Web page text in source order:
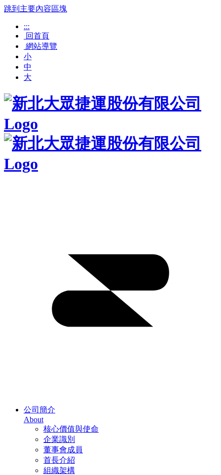
跳到主要內容區塊
:::
回首頁
網站導覽
小
中
大
公司簡介
About
核心價值與使命
企業識別
董事會成員
首長介紹
組織架構